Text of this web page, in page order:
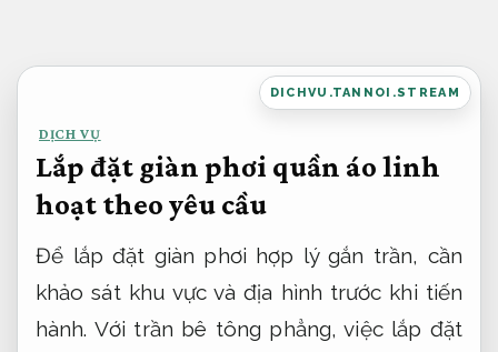
dung
DICHVU.TANNOI.STREAM
DỊCH VỤ
Lắp đặt giàn phơi quần áo linh
hoạt theo yêu cầu
Để lắp đặt giàn phơi hợp lý gắn trần, cần
khảo sát khu vực và địa hình trước khi tiến
hành. Với trần bê tông phẳng, việc lắp đặt